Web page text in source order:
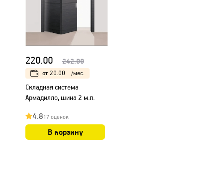
220.00 242.00
от 20.00 /мес.
Складная система
Армадилло, шина 2 м.п.
4.817 оценок
В корзину